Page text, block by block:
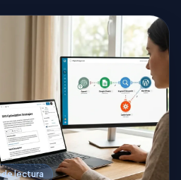
de lectura